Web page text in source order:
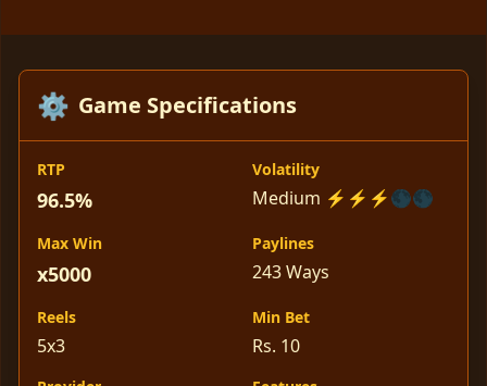
⚙️ Game Specifications
RTP
96.5%
Volatility
Medium ⚡⚡⚡🌑🌑
Max Win
x5000
Paylines
243 Ways
Reels
5x3
Min Bet
Rs. 10